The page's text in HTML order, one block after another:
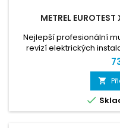
METREL
Nejlepší profesionální
revizí elektrických
vybavený pro
oproti sestavě Euro

